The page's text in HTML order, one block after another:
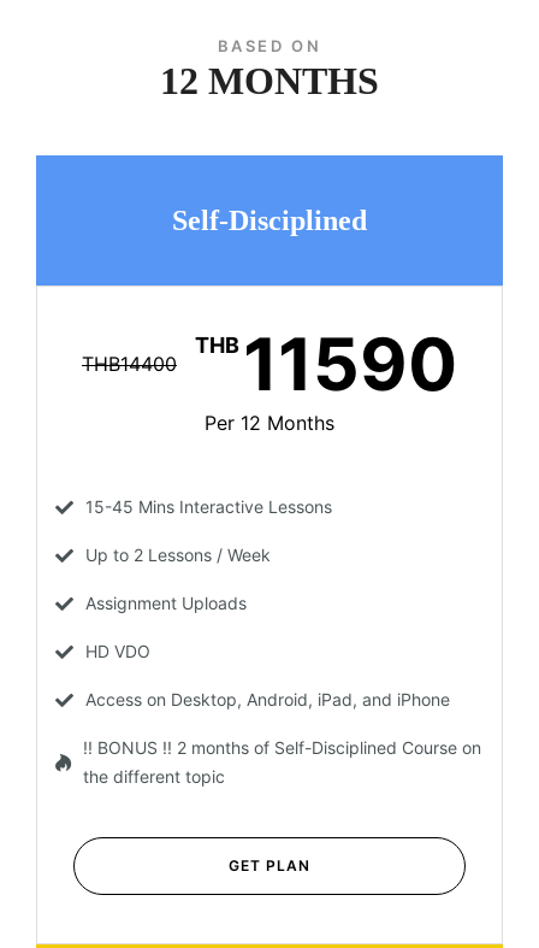
BASED ON
12 MONTHS
Self-Disciplined
THB14400
THB 11590
Per 12 Months
15-45 Mins Interactive Lessons
Up to 2 Lessons / Week
Assignment Uploads
HD VDO
Access on Desktop, Android, iPad, and iPhone
!! BONUS !! 2 months of Self-Disciplined Course on
the different topic
GET PLAN